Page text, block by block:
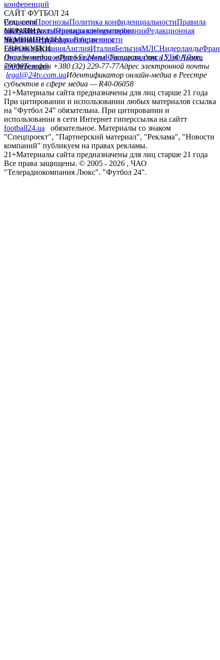
конференций
САЙТ ФУТБОЛ 24
РедакцияПрогнозыПолитика конфиденциальностиПравила
сайтуКонтактыПравила комментированияРедакционная
политикаСтруктура собственности
Соц. сети
facebookxyoutubeinstagramtelegramviber
УКРАИНА
УкраинаПервая лигаВторая лига
ЧЕМПИОНАТЫ
ГерманияИспанияАнглияИталияБельгияМЛСНидерланды
ЕВРОКУБКИ
Лига чемпионовЛига ЕвропыЮношеская лига УЕФАЛига
конференций
Онлайн-медиа «Футбол 24»пл. Галицкая, дом. 15, м. Львов,
79008Телефон +380 (32) 229-77-77Адрес электронной почты
legal@24tv.com.uaИдентификатор онлайн-медиа в Реестре
субъектов в сфере медиа — R40-06058
21+Материалы сайта предназначены для лиц старше 21 года
При цитировании и использовании любых материалов ссылка
на "Футбол 24" обязательна. При цитировании и
использовании в сети Интернет гиперссылка на сайтт
football24.ua
обязательное. Материалы со знаком
"Спецпроект", "Партнерский материал", "Реклама", "Новости
компаний" публикуем на правах рекламы.
21+Материалы сайта предназначены для лиц старше 21 года
Все права защищены. © 2005 - 2026 , ЧАО
"Телерадиокомпания Люкс". "Футбол 24".